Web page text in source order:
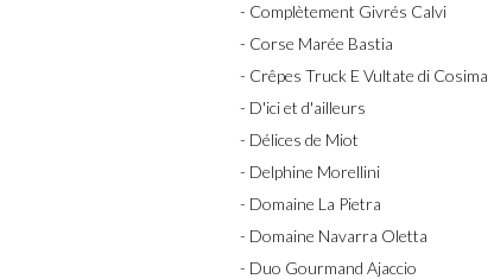
- Complètement Givrés Calvi
- Corse Marée Bastia
- Crêpes Truck E Vultate di Cosima
- D'ici et d'ailleurs
- Délices de Miot
- Delphine Morellini
- Domaine La Pietra
- Domaine Navarra Oletta
- Duo Gourmand Ajaccio